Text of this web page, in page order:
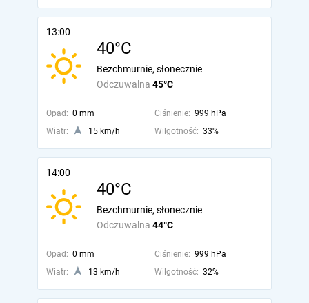
13:00
40°C
Odczuwalna 45°C
Bezchmurnie, słonecznie
Opad: 0 mm Ciśnienie: 999 hPa
Wiatr:
15 km/h Wilgotność: 33%
14:00
40°C
Odczuwalna 44°C
Bezchmurnie, słonecznie
Opad: 0 mm Ciśnienie: 999 hPa
Wiatr:
13 km/h Wilgotność: 32%